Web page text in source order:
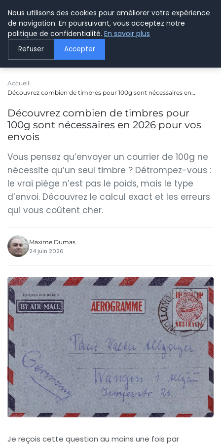
LE WEBMARKETING
Accueil
Découvrez combien de timbres pour 100g sont nécessaires en…
Découvrez combien de timbres pour
100g sont nécessaires en 2026 pour vos
envois
Vous pensez qu’envoyer un courrier de 100g ne
nécessite qu’un seul timbre ? Détrompez-vous :
le vrai piège n’est pas le poids, mais le type
d’envoi. Découvrez le calcul exact et les erreurs
qui vous coûtent cher.
Maxime Dumas
24 juin 2026
Je reçois cette question au moins une fois par
Nous utilisons des cookies pour améliorer votre expérience
de navigation. En poursuivant, vous acceptez notre
politique de confidentialité. En savoir plus
Refuser Accepter